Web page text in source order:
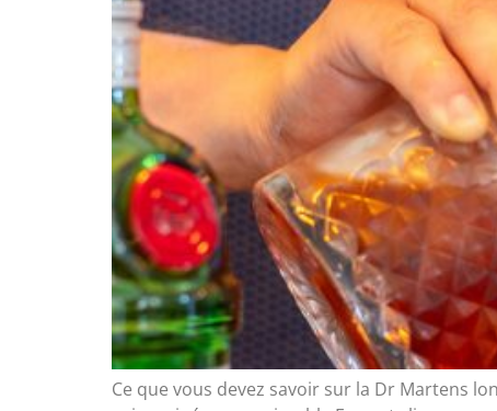
Ce que vous devez savoir sur la Dr Martens